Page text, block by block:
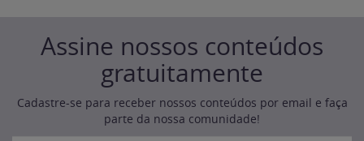
Assine nossos conteúdos
gratuitamente
Cadastre-se para receber nossos conteúdos por email e faça
parte da nossa comunidade!